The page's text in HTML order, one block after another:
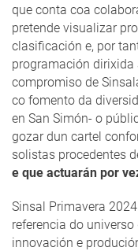
que conta coa
pretende visualizar
clasificación e, por
programación dirixida
compromiso de
co fomento da
en San Simón- o
gozar dun cartel
solistas procedentes
e que actuarán por
Sinsal Primavera
referencia do
innovación e